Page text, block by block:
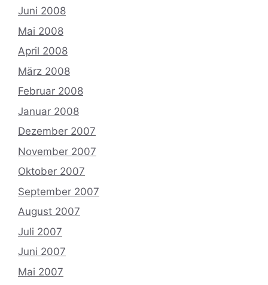
Juni 2008
Mai 2008
April 2008
März 2008
Februar 2008
Januar 2008
Dezember 2007
November 2007
Oktober 2007
September 2007
August 2007
Juli 2007
Juni 2007
Mai 2007